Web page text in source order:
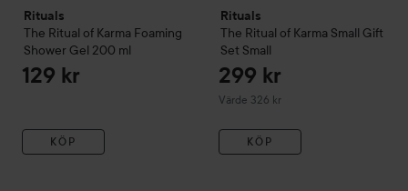
Rituals
The Ritual of Karma Foaming
Shower Gel 200 ml
129 kr
KÖP
Rituals
The Ritual of Karma Small Gift
Set Small
299 kr
Värde 326 kr
KÖP